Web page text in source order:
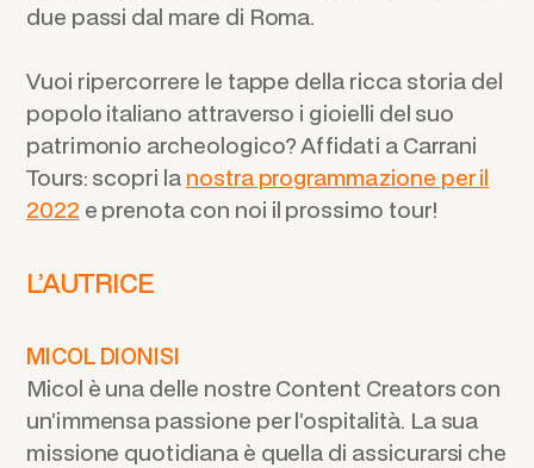
due passi dal mare di Roma.
Vuoi ripercorrere le tappe della ricca storia del
popolo italiano attraverso i gioielli del suo
patrimonio archeologico? Affidati a Carrani
Tours: scopri la nostra programmazione per il
2022 e prenota con noi il prossimo tour!
L’AUTRICE
MICOL DIONISI
Micol è una delle nostre Content Creators con
un’immensa passione per l’ospitalità. La sua
missione quotidiana è quella di assicurarsi che